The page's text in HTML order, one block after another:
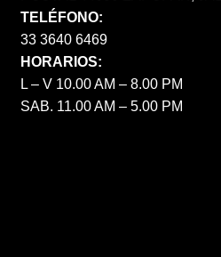
TELÉFONO:
33 3640 6469
HORARIOS:
L – V 10.00 AM – 8.00 PM
SAB. 11.00 AM – 5.00 PM